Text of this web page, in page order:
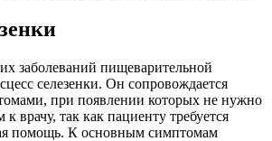
заболеваний пищеварительной
селезенки. Он сопровождается
при появлении которых не нужно
врачу, так как пациенту требуется
помощь. К основным симптомам